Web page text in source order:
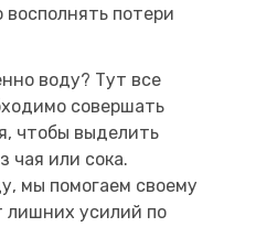
потери
воду? Тут все
совершать
чтобы выделить
чая или сока.
мы помогаем своему
лишних усилий по